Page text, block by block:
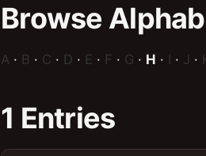
Browse
A · B · C · D · E · F · G · H · I · J ·
1 Entries